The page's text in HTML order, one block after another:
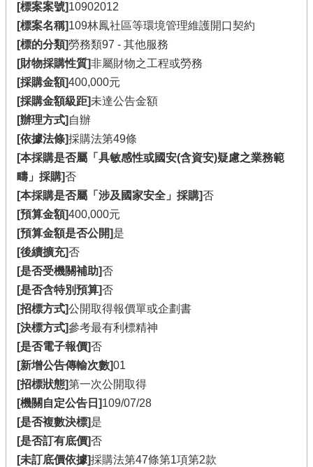
[標案案號]10902012
[標案名稱]109林鳳社區等環境管理維護開口契約
[標的分類]勞務類97 - 其他服務
[財物採購性質]非屬財物之工程或勞務
[採購金額]400,000元
[採購金額級距]未達公告金額
[辦理方式] 自辦
[依據法條]採購法第49條
[本採購是否屬「具敏感性或國安(含資安)疑慮之業務範
疇」採購]否
[本採購是否屬「涉及國家安全」採購]否
[預算金額]400,000元
[預算金額是否公開]是
[後續擴充]否
[是否受機關補助]否
[是否含特別預算]否
[招標方式]公開取得報價單或企劃書
[決標方式]參考最有利標精神
[是否電子報價]否
[新增公告傳輸次數]01
[招標狀態]第一次公開取得
[機關自定公告日]109/07/28
[是否複數決標]是
[是否訂有底價]否
[未訂底價依據]採購法第47條第1項第2款